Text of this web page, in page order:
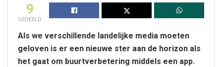
9
GEDEELD
Als we verschillende landelijke media moeten
geloven is er een nieuwe ster aan de horizon als
het gaat om buurtverbetering middels een app.